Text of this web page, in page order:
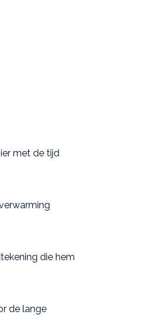
met de tijd
die hem
de lange